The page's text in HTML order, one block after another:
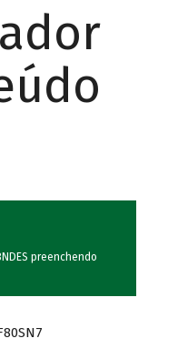
preenchendo